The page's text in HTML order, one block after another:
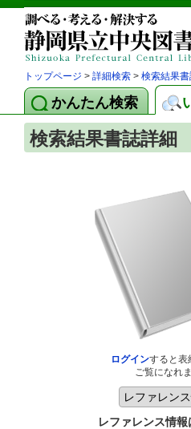
トップページ > 詳細検索 > 検索結果
かんたん検索
検索結果書誌詳細
ログインすると表
ご覧になれ
レファレンス情